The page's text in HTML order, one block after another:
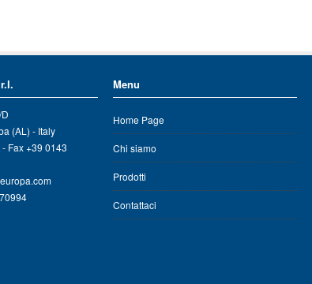
(AL) - Italy
Fax +39 0143
Menu
Home Page
Chi siamo
Prodotti
Contattaci